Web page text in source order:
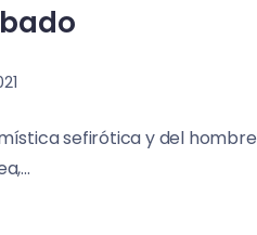
sefirótica y del hombre